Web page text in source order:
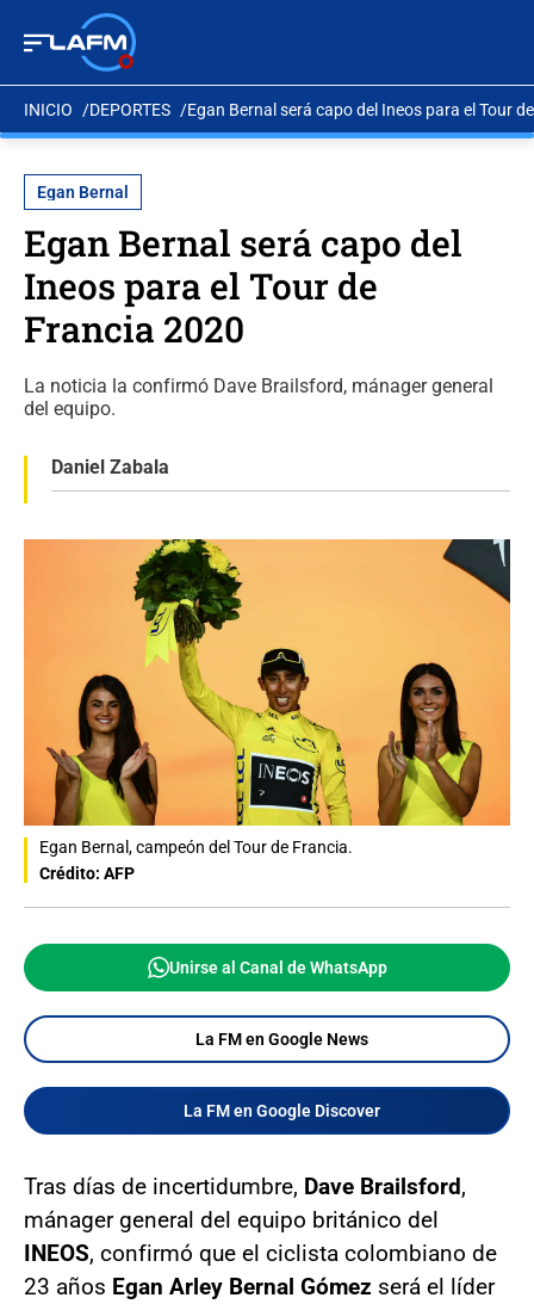
INICIO DEPORTES Egan Bernal será capo del Ineos para el Tour
Egan Bernal
Egan Bernal será capo del
Ineos para el Tour de
Francia 2020
La noticia la confirmó Dave Brailsford, mánager general
del equipo.
Daniel Zabala
Egan Bernal, campeón del Tour de Francia.
Crédito: AFP
Unirse al Canal de WhatsApp
La FM en Google News
La FM en Google Discover
Tras días de incertidumbre, Dave Brailsford,
mánager general del equipo británico del
INEOS, confirmó que el ciclista colombiano de
23 años Egan Arley Bernal Gómez será el líder